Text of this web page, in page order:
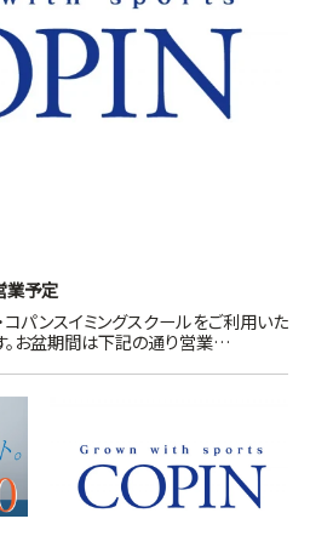
業予定
パンスイミングスクールをご利用いた
。お盆期間は下記の通り営業…